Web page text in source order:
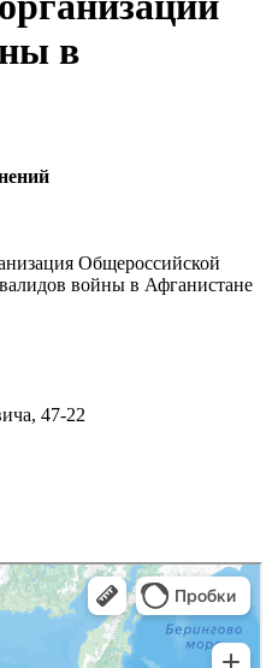
в
Общероссийской
войны в Афганистане
47-22